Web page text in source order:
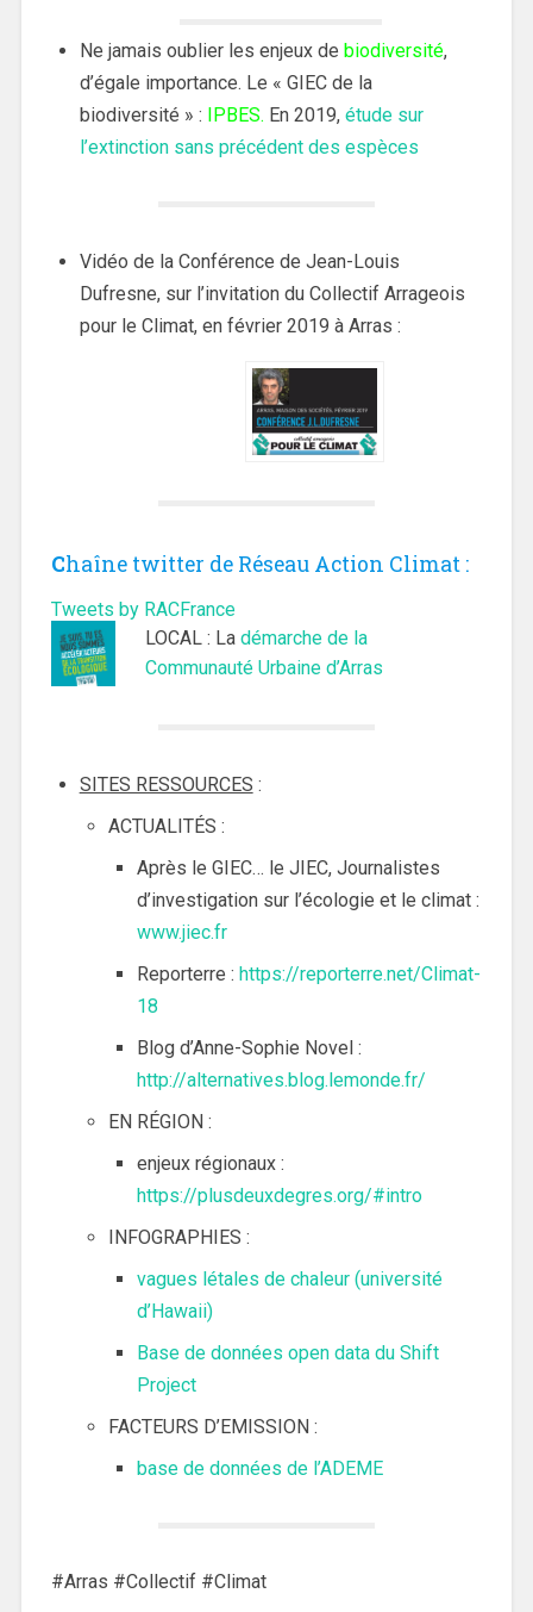
Ne jamais oublier les enjeux de biodiversité,
d’égale importance. Le « GIEC de la
biodiversité » :
IPBES. En 2019, étude sur
l’extinction sans précédent des espèces
Vidéo de la Conférence de Jean-Louis
Dufresne, sur l’invitation du Collectif Arrageois
pour le Climat, en février 2019 à Arras :
Chaîne twitter de Réseau Action Climat :
Tweets by RACFrance
LOCAL : La démarche de la
Communauté Urbaine d’Arras
SITES RESSOURCES :
ACTUALITÉS :
Après le GIEC… le JIEC, Journalistes
d’investigation sur l’écologie et le climat :
www.jiec.fr
Reporterre : https://reporterre.net/Climat-
18
Blog d’Anne-Sophie Novel :
http://alternatives.blog.lemonde.fr/
EN RÉGION :
enjeux régionaux :
https://plusdeuxdegres.org/#intro
INFOGRAPHIES :
vagues létales de chaleur (université
d’Hawaii)
Base de données open data du Shift
Project
FACTEURS D’EMISSION :
base de données de l’ADEME
#Arras #Collectif #Climat